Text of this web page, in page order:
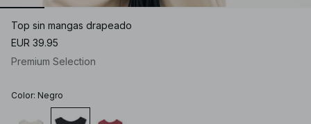
Top sin mangas drapeado
EUR 39.95
Premium Selection
Color: Negro